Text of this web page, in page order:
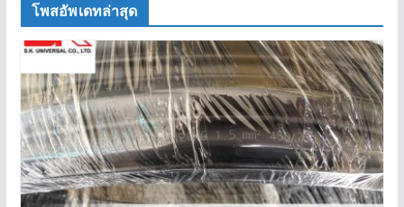
โพสอัพเดทล่าสุด